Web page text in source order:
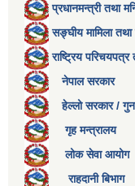
प्रधानमन्त्री तथा
सङ्घीय मामिला
राष्ट्रिय
नेपाल सरकार
हेल्लो सरकार /
गृह मन्त्रालय
लोक सेवा आयोग
राहदानी बिभाग